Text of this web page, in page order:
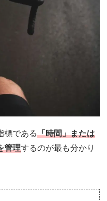
標である「時間」または
管理するのが最も分かり